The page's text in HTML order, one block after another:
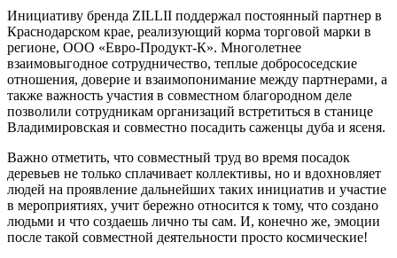
Инициативу бренда ZILLII поддержал постоянный партнер в
Краснодарском крае, реализующий корма торговой марки в
регионе, ООО «Евро-Продукт-К». Многолетнее
взаимовыгодное сотрудничество, теплые добрососедские
отношения, доверие и взаимопонимание между партнерами, а
также важность участия в совместном благородном деле
позволили сотрудникам организаций встретиться в станице
Владимировская и совместно посадить саженцы дуба и ясеня.
Важно отметить, что совместный труд во время посадок
деревьев не только сплачивает коллективы, но и вдохновляет
людей на проявление дальнейших таких инициатив и участие
в мероприятиях, учит бережно относится к тому, что создано
людьми и что создаешь лично ты сам. И, конечно же, эмоции
после такой совместной деятельности просто космические!